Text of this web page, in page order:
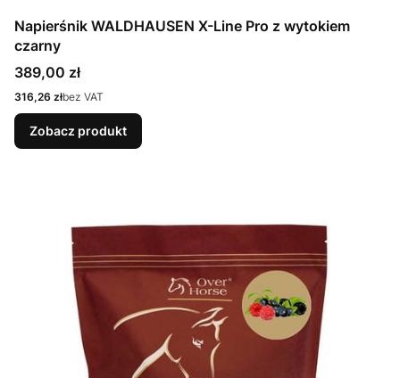
Napierśnik WALDHAUSEN X-Line Pro z wytokiem
czarny
Cena
389,00 zł
Cena
316,26 złbez VAT
Zobacz produkt